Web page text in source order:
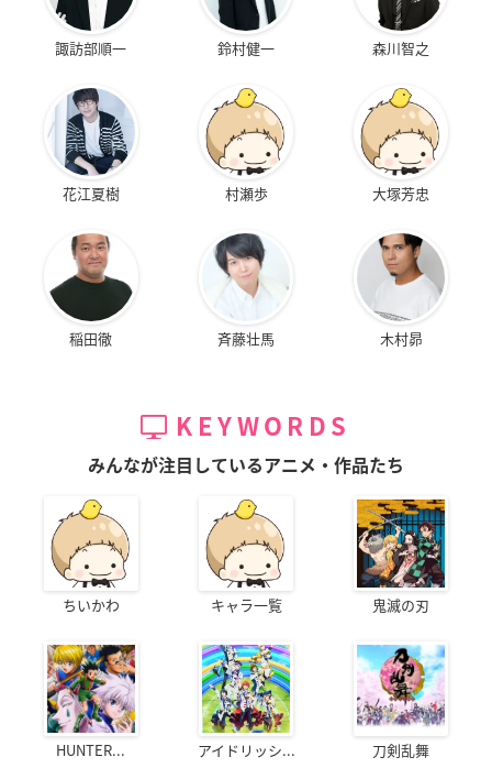
諏訪部順一 鈴村健一 森川智之
花江夏樹 村瀬歩 大塚芳忠
稲田徹 斉藤壮馬 木村昴
KEYWORDS
みんなが注目しているアニメ・作品たち
ちいかわ キャラ一覧 鬼滅の刃
HUNTER... アイドリッシ... 刀剣乱舞